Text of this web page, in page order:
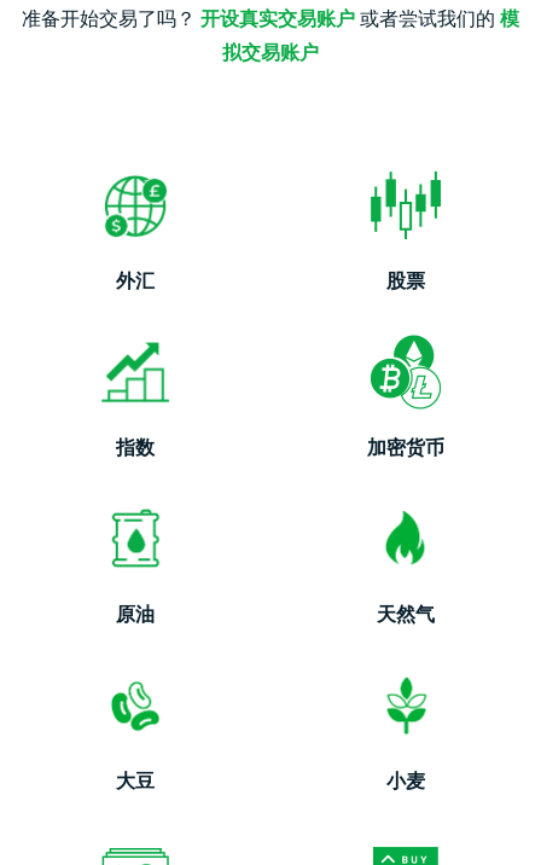
准备开始交易了吗？ 开设真实交易账户 或者尝试我们的 模
拟交易账户
外汇 股票
指数 加密货币
原油 天然气
大豆 小麦